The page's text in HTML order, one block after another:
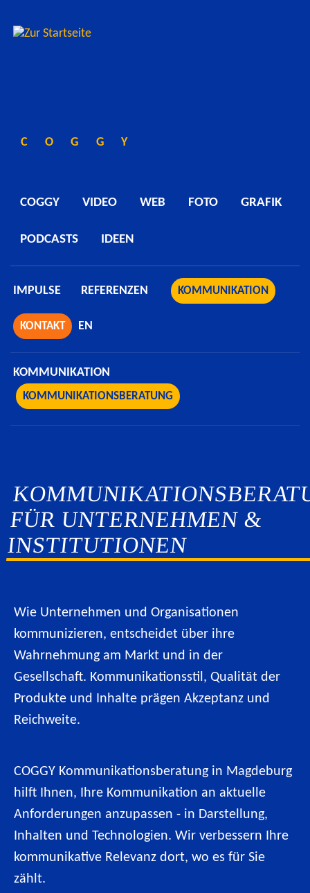
COGGY
COGGY VIDEO WEB FOTO GRAFIK
PODCASTS IDEEN
IMPULSE REFERENZEN KOMMUNIKATION
KONTAKT EN
KOMMUNIKATION
KOMMUNIKATIONSBERATUNG
FÜR UNTERNEHMEN &
INSTITUTIONEN
Wie Unternehmen und Organisationen
kommunizieren, entscheidet über ihre
Wahrnehmung am Markt und in der
Gesellschaft. Kommunikationsstil, Qualität der
Produkte und Inhalte prägen Akzeptanz und
Reichweite.
COGGY Kommunikationsberatung in Magdeburg
hilft Ihnen, Ihre Kommunikation an aktuelle
Anforderungen anzupassen - in Darstellung,
Inhalten und Technologien. Wir verbessern Ihre
kommunikative Relevanz dort, wo es für Sie
zählt.